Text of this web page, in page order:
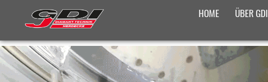
HOME ÜBER GDI
SONSTIGES